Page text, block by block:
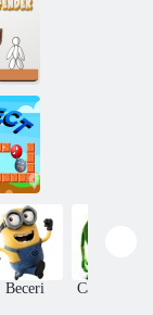
Beceri Canavarlar